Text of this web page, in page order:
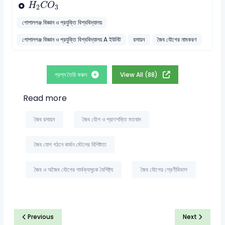
H2CO3
গোপালগঞ্জ বিজ্ঞান ও প্রযুক্তি বিশ্ববিদ্যালয়
গোপালগঞ্জ বিজ্ঞান ও প্রযুক্তি বিশ্ববিদ্যালয় A ইউনিট
রসায়ন জৈব যৌগের নামকরণ
প্রশ্ন তৈরি করুন View All (88)
Read more
জৈব রসায়ন জৈব যৌগ ও প্রাণশক্তি মতবাদ
জৈব যোগ গঠনে কার্বন মৌলের বিশিষ্টতা
জৈব ও অজৈব যৌগের পার্থক্যসূচক বৈশিষ্ট্য জৈব যৌগের শ্রেণীবিভাগ
Previous Next